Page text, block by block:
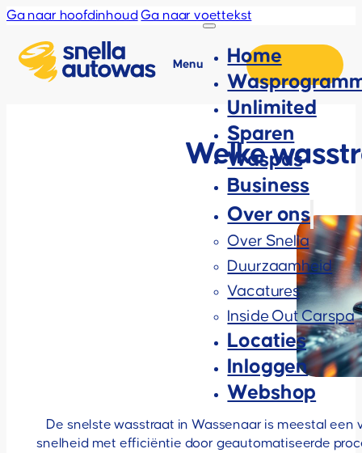
Ga naar hoofdinhoud Ga naar voettekst
Menu
Home
Unlimited
Sparen
Waspas
Business
Over ons
Over Snella
Duurzaamheid
Vacatures
Inside Out Carspa
Locaties
Inloggen
Webshop
Welke
De snelste wasstraat in Wassenaar is meestal
snelheid met efficiëntie door geautomatiseerde